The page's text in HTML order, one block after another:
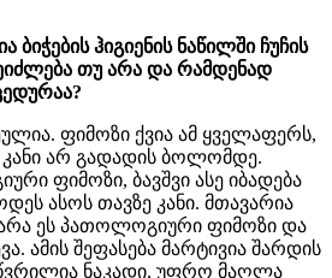
ჰიგიენის ნაწილში ჩუჩის
თუ არა და რამდენად
ფიმოზი ქვია ამ ყველაფერს,
არ გადადის ბოლომდე.
ფიმოზი, ბავშვი ასე იბადება
ასოს თავზე კანი. მთავარია
ეს პათოლოგიური ფიმოზი და
ამის შეფასება მარტივია შარდის
ნაკადი, უფრო მაღლა